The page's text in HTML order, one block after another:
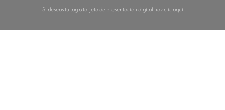
Si deseas tu tag o tarjeta de presentación digital haz clic aquí